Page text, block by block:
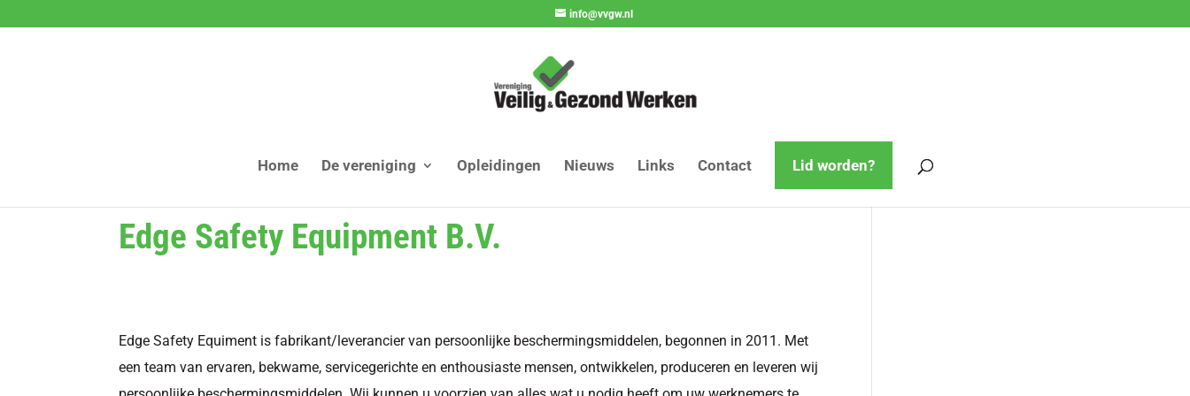
info@vvgw.nl
Home De vereniging Opleidingen Nieuws Links Contact Lid worden?
Edge Safety Equipment B.V.
Edge Safety Equiment is fabrikant/leverancier van persoonlijke beschermingsmiddelen, begonnen in 2011. Met
een team van ervaren, bekwame, servicegerichte en enthousiaste mensen, ontwikkelen, produceren en leveren wij